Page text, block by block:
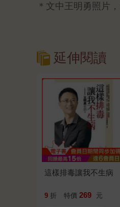
＊文中王明勇照片
延伸閱讀
這樣排毒讓我不生病
9 折 特價 269 元